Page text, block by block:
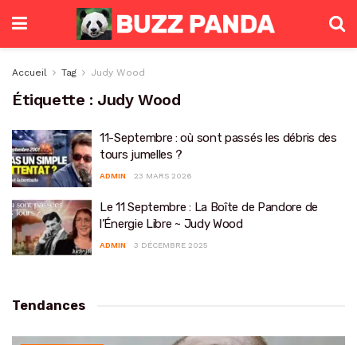
Accueil Tag Judy Wood
Étiquette : Judy Wood
11-Septembre : où sont passés les débris des
tours jumelles ?
ADMIN 23 MARS 2026
Le 11 Septembre : La Boîte de Pandore de
l’Énergie Libre ~ Judy Wood
ADMIN 3 DÉCEMBRE 2025
Tendances